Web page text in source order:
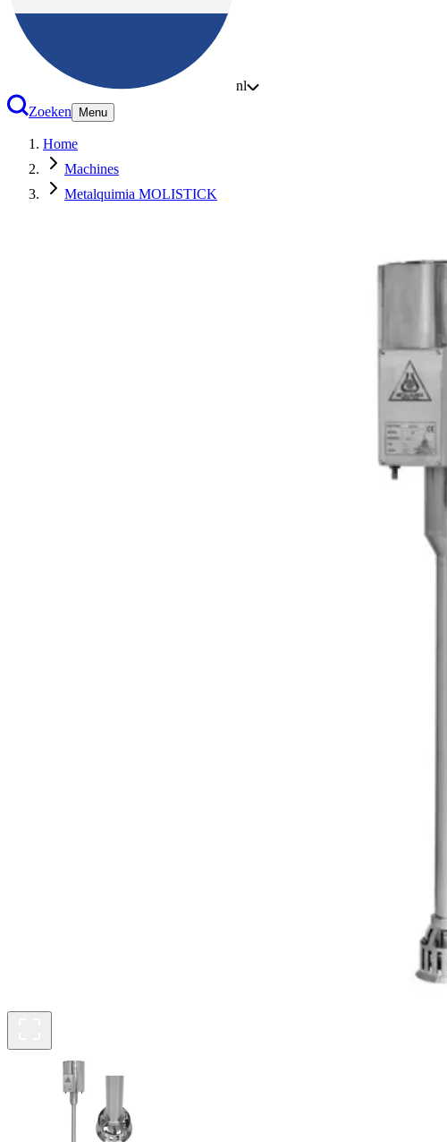
nl
Zoeken
Menu
Home
Machines
Metalquimia MOLISTICK